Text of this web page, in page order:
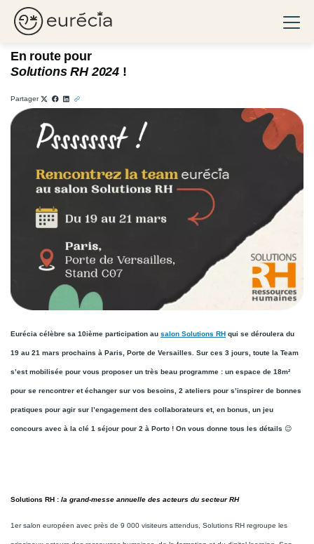
Salon
04/03/2024
En route pour
Solutions RH 2024 !
Partager
Eurécia célèbre sa 10ième participation au salon Solutions RH qui se déroulera du
19 au 21 mars prochains à Paris, Porte de Versailles. Sur ces 3 jours, toute la Team
s’est mobilisée pour vous proposer un très beau programme : un espace de 18m²
pour se rencontrer et échanger sur vos besoins, 2 ateliers pour s’inspirer de bonnes
pratiques pour agir sur l’engagement des collaborateurs et, en bonus, un jeu
concours avec à la clé 1 séjour pour 2 à Porto ! On vous donne tous les détails 😉
Solutions RH : la grand-messe annuelle des acteurs du secteur RH
1er salon européen avec près de 9 000 visiteurs attendus, Solutions RH regroupe les